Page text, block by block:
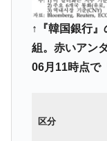
『Money1』
『
す」⇒「金を経由
『Money1』
韓
い「50.5％」に上昇
↑『韓国銀行
組。赤いアン
06月11時点で
区分